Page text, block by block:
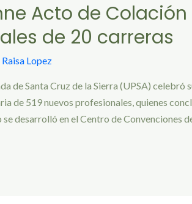
Acto de
de 20 carreras
Raisa Lopez
de Santa Cruz de la Sierra (UPSA)
de 519 nuevos profesionales, quienes
desarrolló en el Centro de Convenciones